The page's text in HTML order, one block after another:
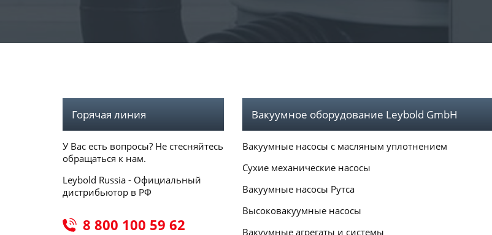
Горячая линия
У Вас есть вопросы? Не стесняйтесь
обращаться к нам.
Leybold Russia - Официальный
дистрибьютор в РФ
8 800 100 59 62
Вакуумное оборудование Leybold GmbH
Вакуумные насосы с масляным уплотнением
Сухие механические насосы
Вакуумные насосы Рутса
Высоковакуумные насосы
Вакуумные агрегаты и системы